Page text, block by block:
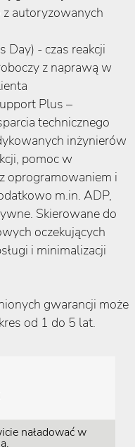
z autoryzowanych
Day) - czas reakcji
z naprawą w
Plus –
technicznego
inżynierów
pomoc w
oprogramowaniem i
m.in. ADP,
Skierowane do
oczekujących
i minimalizacji
gwarancji może
od 1 do 5 lat.
naładować w